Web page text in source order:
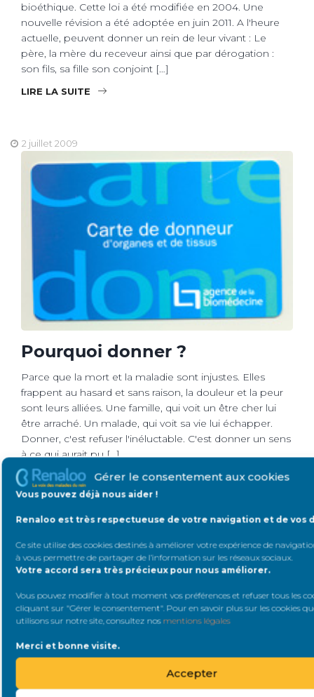
Gérer le consentement aux cookies
Vous pouvez déjà nous aider !
Renaloo est très respectueuse de votre navigation et de vos
Ce site utilise des cookies destinés à améliorer votre expérience de
à vous permettre de partager de l’information sur les réseaux sociaux.
Votre accord sera très précieux pour nous améliorer.
Vous pouvez modifier à tout moment vos préférences et refuser tous les
cliquant sur "Gérer le consentement". Pour en savoir plus sur les cookies
utilisons sur notre site, consultez nos mentions légales
Merci et bonne visite.
Accepter
bioéthique. Cette loi a été modifiée en 2004. Une
nouvelle révision a été adoptée en juin 2011. A l'heure
actuelle, peuvent donner un rein de leur vivant : Le
père, la mère du receveur ainsi que par dérogation :
son fils, sa fille son conjoint […]
LIRE LA SUITE
2 juillet 2009
Pourquoi donner ?
Parce que la mort et la maladie sont injustes. Elles
frappent au hasard et sans raison, la douleur et la peur
sont leurs alliées. Une famille, qui voit un être cher lui
être arraché. Un malade, qui voit sa vie lui échapper.
Donner, c'est refuser l'inéluctable. C'est donner un sens
à ce qui aurait pu […]
LIRE LA SUITE